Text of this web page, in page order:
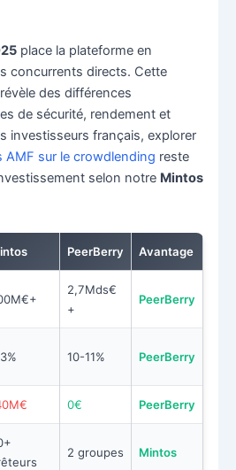
place la plateforme en
concurrents directs. Cette
des différences
de sécurité, rendement et
investisseurs français, explorer
AMF sur le crowdlending reste
selon notre Mintos
PeerBerry Avantage
2,7Mds€
+
PeerBerry
10-11% PeerBerry
0€ PeerBerry
2 groupes Mintos